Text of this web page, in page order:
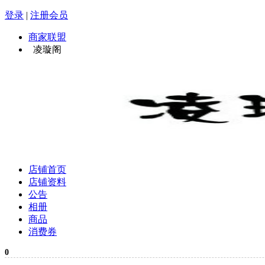
登录 | 注册会员
商家联盟
凌璇阁
店铺首页
店铺资料
公告
相册
商品
消费券
0